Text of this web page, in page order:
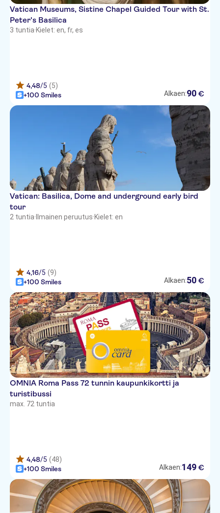
Hotel Lux
Isa Design Hotel
Hotel delle Vittorie
Rome Marriott Grand Hotel Flora
Hotel Dei Borgognoni
Hotel Bright Srl
Hotel Ripa
Hotel Virgilio
Hotel Barberini
Hotel Mercure Roma Corso
Smooth Hotel Rome West
Grand Hotel Ritz Roma
The Code Hotel
NH Collection Roma Vittorio
Veneto
Hotel Giubileo
Mozart Hotel Rome
Relais Patrizi
Hotel Kent Rome
Roma
Trevi Collection Hotel
Vatican Museums, Sistine Chapel Guided Tour with St.
Peter's Basilica
3 tuntia·Kielet: en, fr, es
4,48/5 (5)
+100 Smiles
Alkaen:90 €
Vatican: Basilica, Dome and underground early bird
tour
2 tuntia· Ilmainen peruutus·Kielet: en
4,16/5 (9)
+100 Smiles
Alkaen:50 €
OMNIA Roma Pass 72 tunnin kaupunkikortti ja
turistibussi
max. 72 tuntia
4,48/5 (48)
+100 Smiles
Alkaen:149 €